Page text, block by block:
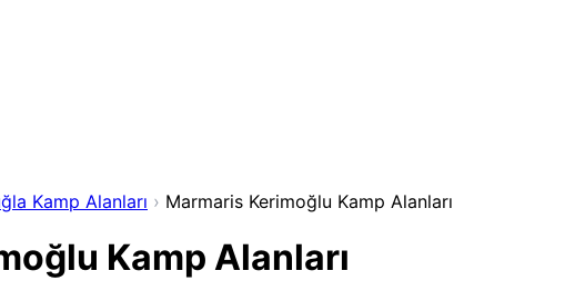
Kamp Alanları › Marmaris Kerimoğlu Kamp Alanları
Kamp Alanları